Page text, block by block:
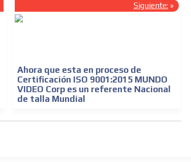
Siguiente: »
Ahora que esta en proceso de
Certificación ISO 9001:2015 MUNDO
VIDEO Corp es un referente Nacional
de talla Mundial